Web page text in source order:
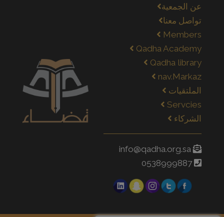
عن الجمعية
تواصل معنا
Members
Qadha Academy
Qadha library
nav.Markaz
الملتقيات
Servcies
الشركاء
info@qadha.org.sa
0538999887